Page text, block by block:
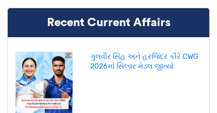
Recent Current Affairs
ગુલવીર સિંહ અને હરજિંદર કૌરે CWG
2026માં સિલ્વર મેડલ જીત્યો